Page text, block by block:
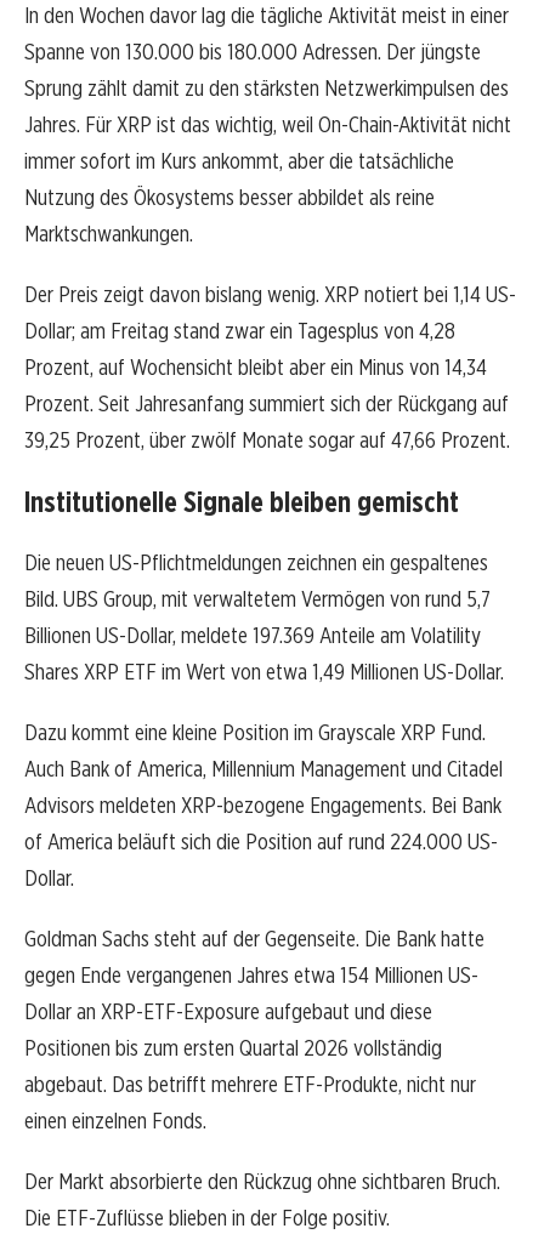
In den Wochen davor lag die tägliche Aktivität meist in einer
Spanne von 130.000 bis 180.000 Adressen. Der jüngste
Sprung zählt damit zu den stärksten Netzwerkimpulsen des
Jahres. Für XRP ist das wichtig, weil On-Chain-Aktivität nicht
immer sofort im Kurs ankommt, aber die tatsächliche
Nutzung des Ökosystems besser abbildet als reine
Marktschwankungen.
Der Preis zeigt davon bislang wenig. XRP notiert bei 1,14 US-
Dollar; am Freitag stand zwar ein Tagesplus von 4,28
Prozent, auf Wochensicht bleibt aber ein Minus von 14,34
Prozent. Seit Jahresanfang summiert sich der Rückgang auf
39,25 Prozent, über zwölf Monate sogar auf 47,66 Prozent.
Institutionelle Signale bleiben gemischt
Die neuen US-Pflichtmeldungen zeichnen ein gespaltenes
Bild. UBS Group, mit verwaltetem Vermögen von rund 5,7
Billionen US-Dollar, meldete 197.369 Anteile am Volatility
Shares XRP ETF im Wert von etwa 1,49 Millionen US-Dollar.
Dazu kommt eine kleine Position im Grayscale XRP Fund.
Auch Bank of America, Millennium Management und Citadel
Advisors meldeten XRP-bezogene Engagements. Bei Bank
of America beläuft sich die Position auf rund 224.000 US-
Dollar.
Goldman Sachs steht auf der Gegenseite. Die Bank hatte
gegen Ende vergangenen Jahres etwa 154 Millionen US-
Dollar an XRP-ETF-Exposure aufgebaut und diese
Positionen bis zum ersten Quartal 2026 vollständig
abgebaut. Das betrifft mehrere ETF-Produkte, nicht nur
einen einzelnen Fonds.
Der Markt absorbierte den Rückzug ohne sichtbaren Bruch.
Die ETF-Zuflüsse blieben in der Folge positiv.